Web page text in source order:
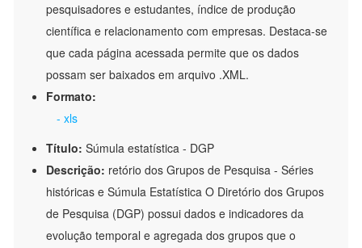
pesquisadores e estudantes, índice de produção
científica e relacionamento com empresas. Destaca-se
que cada página acessada permite que os dados
possam ser baixados em arquivo .XML.
Formato:
- xls
Título: Súmula estatística - DGP
Descrição: retório dos Grupos de Pesquisa - Séries
históricas e Súmula Estatística O Diretório dos Grupos
de Pesquisa (DGP) possui dados e indicadores da
evolução temporal e agregada dos grupos que o